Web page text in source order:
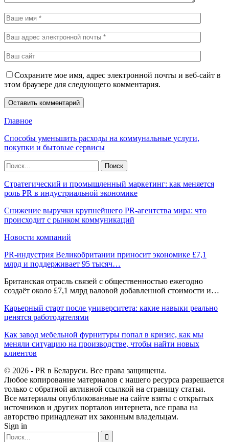
Сохраните мое имя, адрес электронной почты и веб-сайт в
этом браузере для следующего комментария.
Главное
Способы уменьшить расходы на коммунальные услуги,
покупки и бытовые сервисы
Стратегический и промышленный маркетинг: как меняется
роль PR в индустриальной экономике
Снижение выручки крупнейшего PR-агентства мира: что
происходит с рынком коммуникаций
Новости компаний
PR-индустрия Великобритании приносит экономике £7,1
млрд и поддерживает 95 тысяч…
Британская отрасль связей с общественностью ежегодно
создаёт около £7,1 млрд валовой добавленной стоимости и…
Карьерный старт после университета: какие навыки реально
ценятся работодателями
Как завод мебельной фурнитуры попал в кризис, как мы
меняли ситуацию на производстве, чтобы найти новых
клиентов
© 2026 - PR в Беларуси. Все права защищены.
Любое копирование материалов с нашего ресурса разрешается
только с обратной активной ссылкой на страницу статьи.
Все материалы опубликованные на сайте взяты с открытых
источников и других порталов интернета, все права на
авторство принадлежат их законным владельцам.
Sign in